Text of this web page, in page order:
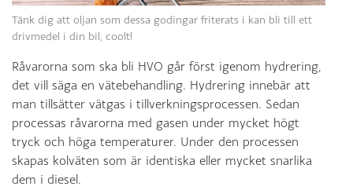
Tänk dig att oljan som dessa godingar friterats i kan bli till ett
drivmedel i din bil, coolt!
Råvarorna som ska bli HVO går först igenom hydrering,
det vill säga en vätebehandling. Hydrering innebär att
man tillsätter vätgas i tillverkningsprocessen. Sedan
processas råvarorna med gasen under mycket högt
tryck och höga temperaturer. Under den processen
skapas kolväten som är identiska eller mycket snarlika
dem i diesel.